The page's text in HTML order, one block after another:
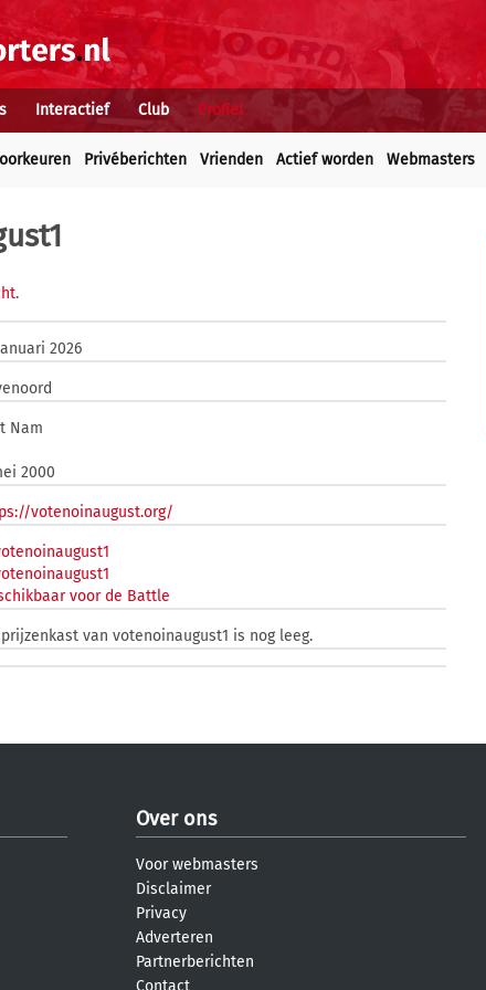
Interactief Club Profiel
Privéberichten Vrienden Actief worden Webmasters
.
2026
Nam
2000
votenoinaugust.org/
voor de Battle
prijzenkast van votenoinaugust1 is nog leeg.
Over ons
Voor webmasters
Disclaimer
Privacy
Adverteren
Partnerberichten
Contact